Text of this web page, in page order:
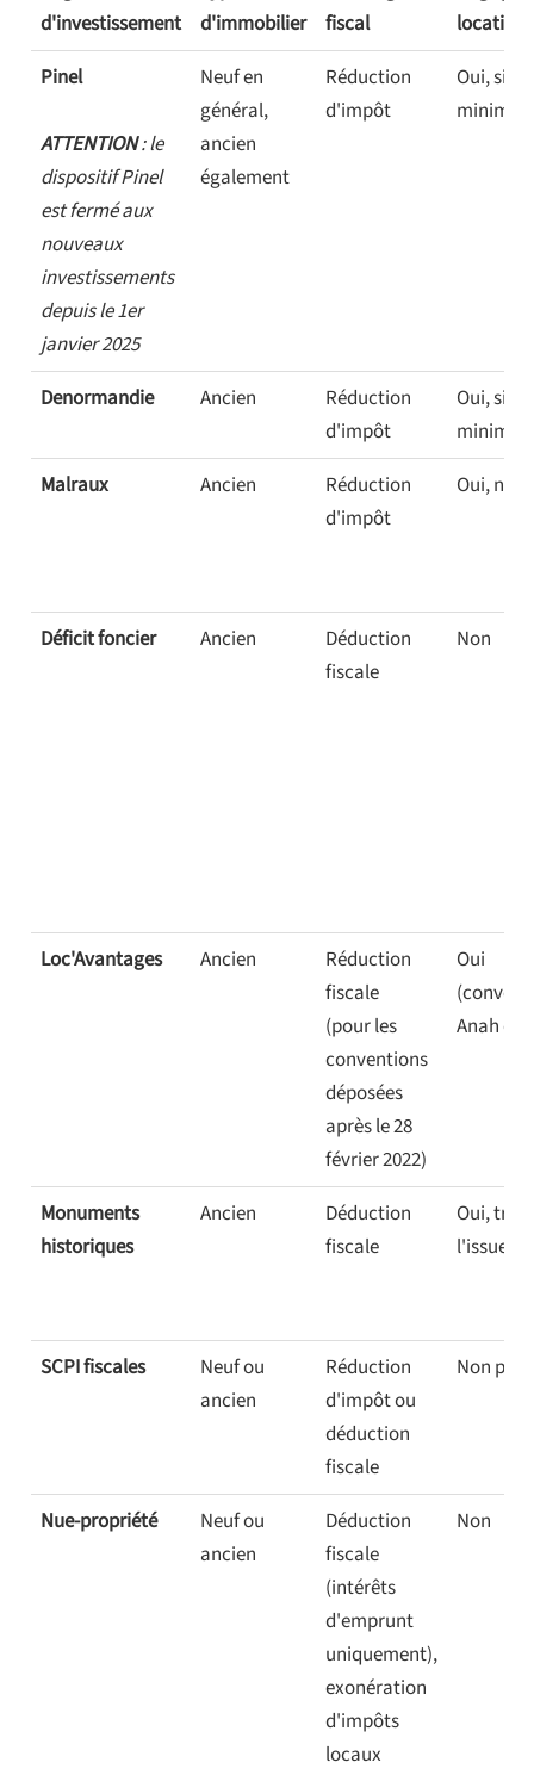
d'investissement
d'immobilier
fiscal
location
Pinel
ATTENTION: le
dispositif Pinel
est fermé aux
nouveaux
investissements
depuis le 1er
janvier 2025
Neuf en
général,
ancien
également
Réduction
d'impôt
Oui, six
Denormandie Ancien
Réduction
d'impôt
Oui, six
Malraux
Ancien
Réduction
d'impôt
Oui,
Déficit foncier Ancien
Déduction
fiscale
Non
Loc'Avantages Ancien
Réduction
fiscale
(pour les
conventions
déposées
après le 28
février 2022)
Oui
Anah
Monuments
historiques
Ancien
Déduction
fiscale
Oui,
l'issue
SCPI fiscales
Neuf ou
ancien
Réduction
d'impôt ou
déduction
fiscale
Non
Nue-propriété
Neuf ou
ancien
Déduction
fiscale
(intérêts
d'emprunt
uniquement),
exonération
d'impôts
locaux
Non